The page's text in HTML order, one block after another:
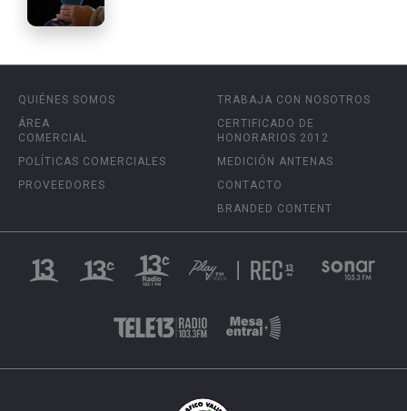
QUIÉNES SOMOS
ÁREA
COMERCIAL
POLÍTICAS COMERCIALES
PROVEEDORES
TRABAJA CON NOSOTROS
CERTIFICADO DE
HONORARIOS 2012
MEDICIÓN ANTENAS
CONTACTO
BRANDED CONTENT